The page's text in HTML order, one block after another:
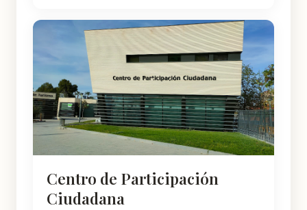
Centro de Participación
Ciudadana